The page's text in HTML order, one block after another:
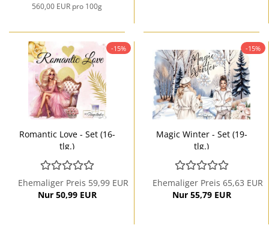
560,00 EUR pro 100g
-15%
Romantic Love - Set (16-
tlg.)
Ehemaliger Preis 59,99 EUR
Nur 50,99 EUR
-15%
Magic Winter - Set (19-
tlg.)
Ehemaliger Preis 65,63 EUR
Nur 55,79 EUR